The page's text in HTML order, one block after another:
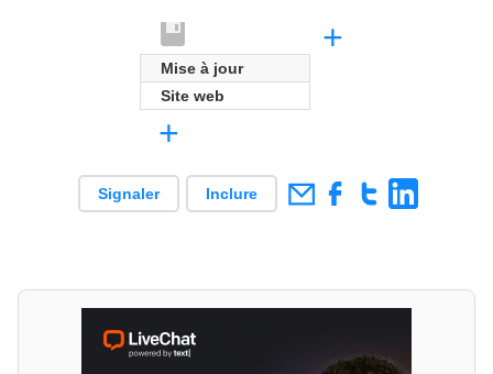
Mise à jour
Site web
+
+
Signaler Inclure